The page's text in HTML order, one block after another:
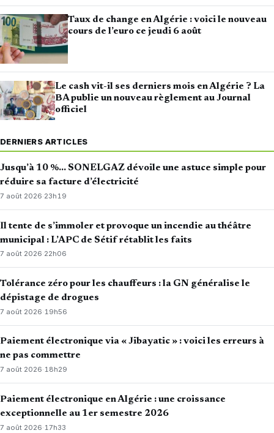
Taux de change en Algérie : voici le nouveau
cours de l’euro ce jeudi 6 août
Le cash vit-il ses derniers mois en Algérie ? La
BA publie un nouveau règlement au Journal
officiel
DERNIERS ARTICLES
Jusqu’à 10 %… SONELGAZ dévoile une astuce simple pour
réduire sa facture d’électricité
7 août 2026·23h19
Il tente de s’immoler et provoque un incendie au théâtre
municipal : L’APC de Sétif rétablit les faits
7 août 2026·22h06
Tolérance zéro pour les chauffeurs : la GN généralise le
dépistage de drogues
7 août 2026·19h56
Paiement électronique via « Jibayatic » : voici les erreurs à
ne pas commettre
7 août 2026·18h29
Paiement électronique en Algérie : une croissance
exceptionnelle au 1er semestre 2026
7 août 2026· 17h33